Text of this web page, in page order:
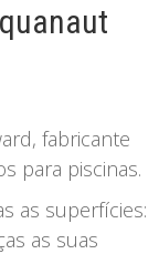
fabricante
para piscinas.
as superfícies:
as suas